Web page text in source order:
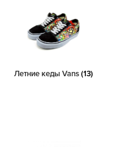
Летние кеды Vans(13)